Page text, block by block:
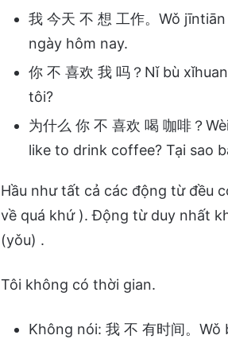
我 今天 不 想 工作。Wǒ
ngày hôm nay.
你 不 喜欢 我 吗？Nǐ bù
tôi?
为什么 你 不 喜欢 喝 咖啡？
like to drink coffee? Tại sao
Hầu như tất cả các động từ đều
về quá khứ ). Động từ duy nhất
(yǒu) .
Tôi không có thời gian.
Không nói: 我 不 有时间。Wǒ